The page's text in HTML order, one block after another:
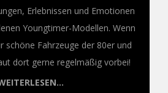
Erlebnissen und Emotionen
Youngtimer-Modellen. Wenn
schöne Fahrzeuge der 80er und
dort gerne regelmäßig vorbei!